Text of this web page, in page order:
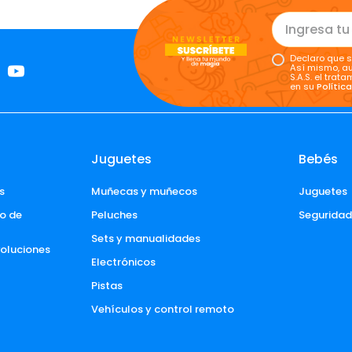
Declaro que
Así mismo,
S.A.S. el
en su
de
Juguetes
Muñecas y muñecos
Peluches
Sets y manualidades
Electrónicos
Pistas
Vehículos y control remoto
Bebés
Juguetes
Seguridad